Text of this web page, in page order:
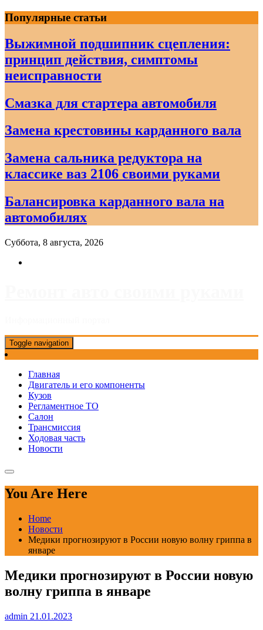
Skip
to
content
Популярные статьи
Выжимной подшипник сцепления:
принцип действия, симптомы
неисправности
Смазка для стартера автомобиля
Замена крестовины карданного вала
Замена сальника редуктора на
классике ваз 2106 своими руками
Балансировка карданного вала на
автомобилях
Суббота, 8 августа, 2026
Toggle navigation
Главная
Двигатель и его компоненты
Кузов
Регламентное ТО
Салон
Трансмиссия
Ходовая часть
Новости
You Are Here
Home
Новости
Медики прогнозируют в России новую волну гриппа в
январе
Медики прогнозируют в России новую
волну гриппа в январе
admin 21.01.2023